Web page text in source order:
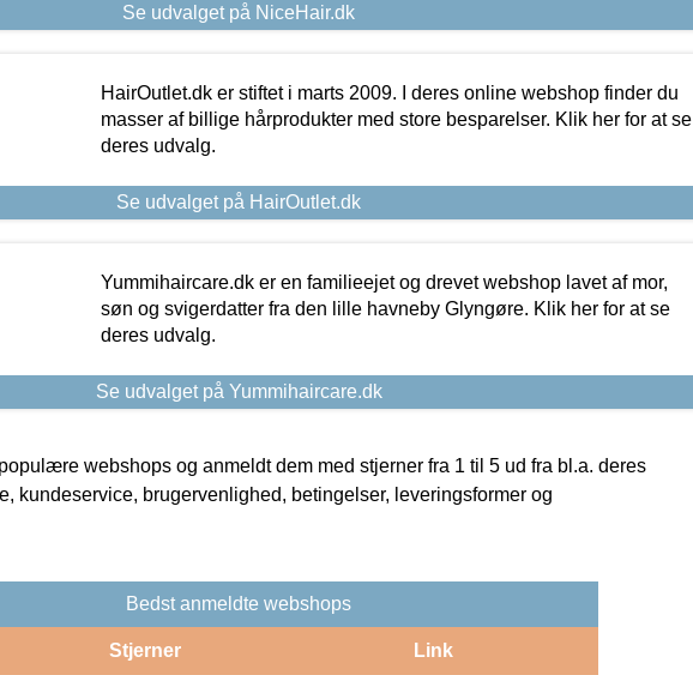
Se udvalget på NiceHair.dk
HairOutlet.dk er stiftet i marts 2009. I deres online webshop finder du
masser af billige hårprodukter med store besparelser. Klik her for at se
deres udvalg.
Se udvalget på HairOutlet.dk
Yummihaircare.dk er en familieejet og drevet webshop lavet af mor,
søn og svigerdatter fra den lille havneby Glyngøre. Klik her for at se
deres udvalg.
Se udvalget på Yummihaircare.dk
webshops og anmeldt dem med stjerner fra 1 til 5 ud fra bl.a. deres
kundeservice, brugervenlighed, betingelser, leveringsformer og
Bedst anmeldte webshops
Stjerner Link